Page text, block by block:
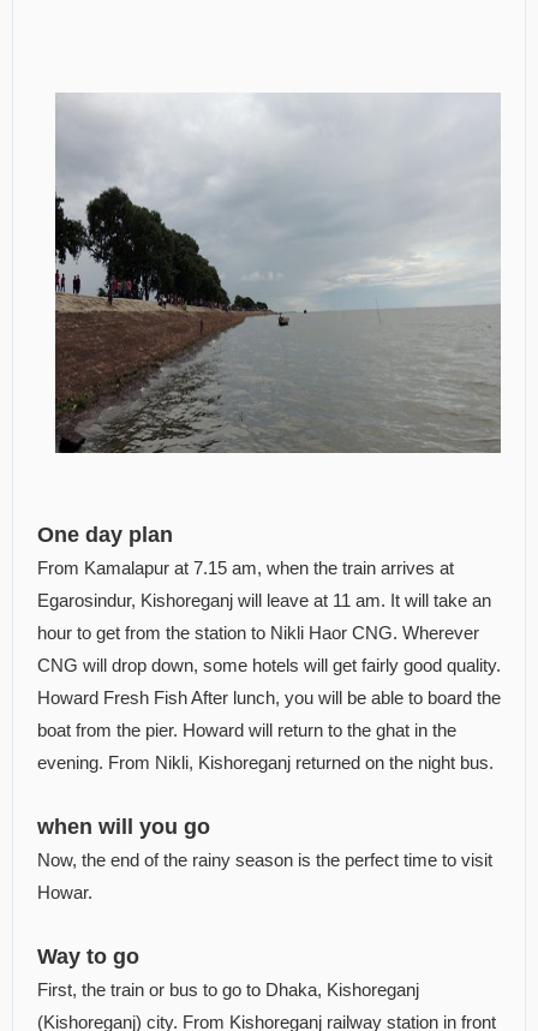
One day plan
From Kamalapur at 7.15 am, when the train arrives at
Egarosindur, Kishoreganj will leave at 11 am. It will take an
hour to get from the station to Nikli Haor CNG. Wherever
CNG will drop down, some hotels will get fairly good quality.
Howard Fresh Fish After lunch, you will be able to board the
boat from the pier. Howard will return to the ghat in the
evening. From Nikli, Kishoreganj returned on the night bus.
when will you go
Now, the end of the rainy season is the perfect time to visit
Howar.
Way to go
First, the train or bus to go to Dhaka, Kishoreganj
(Kishoreganj) city. From Kishoreganj railway station in front